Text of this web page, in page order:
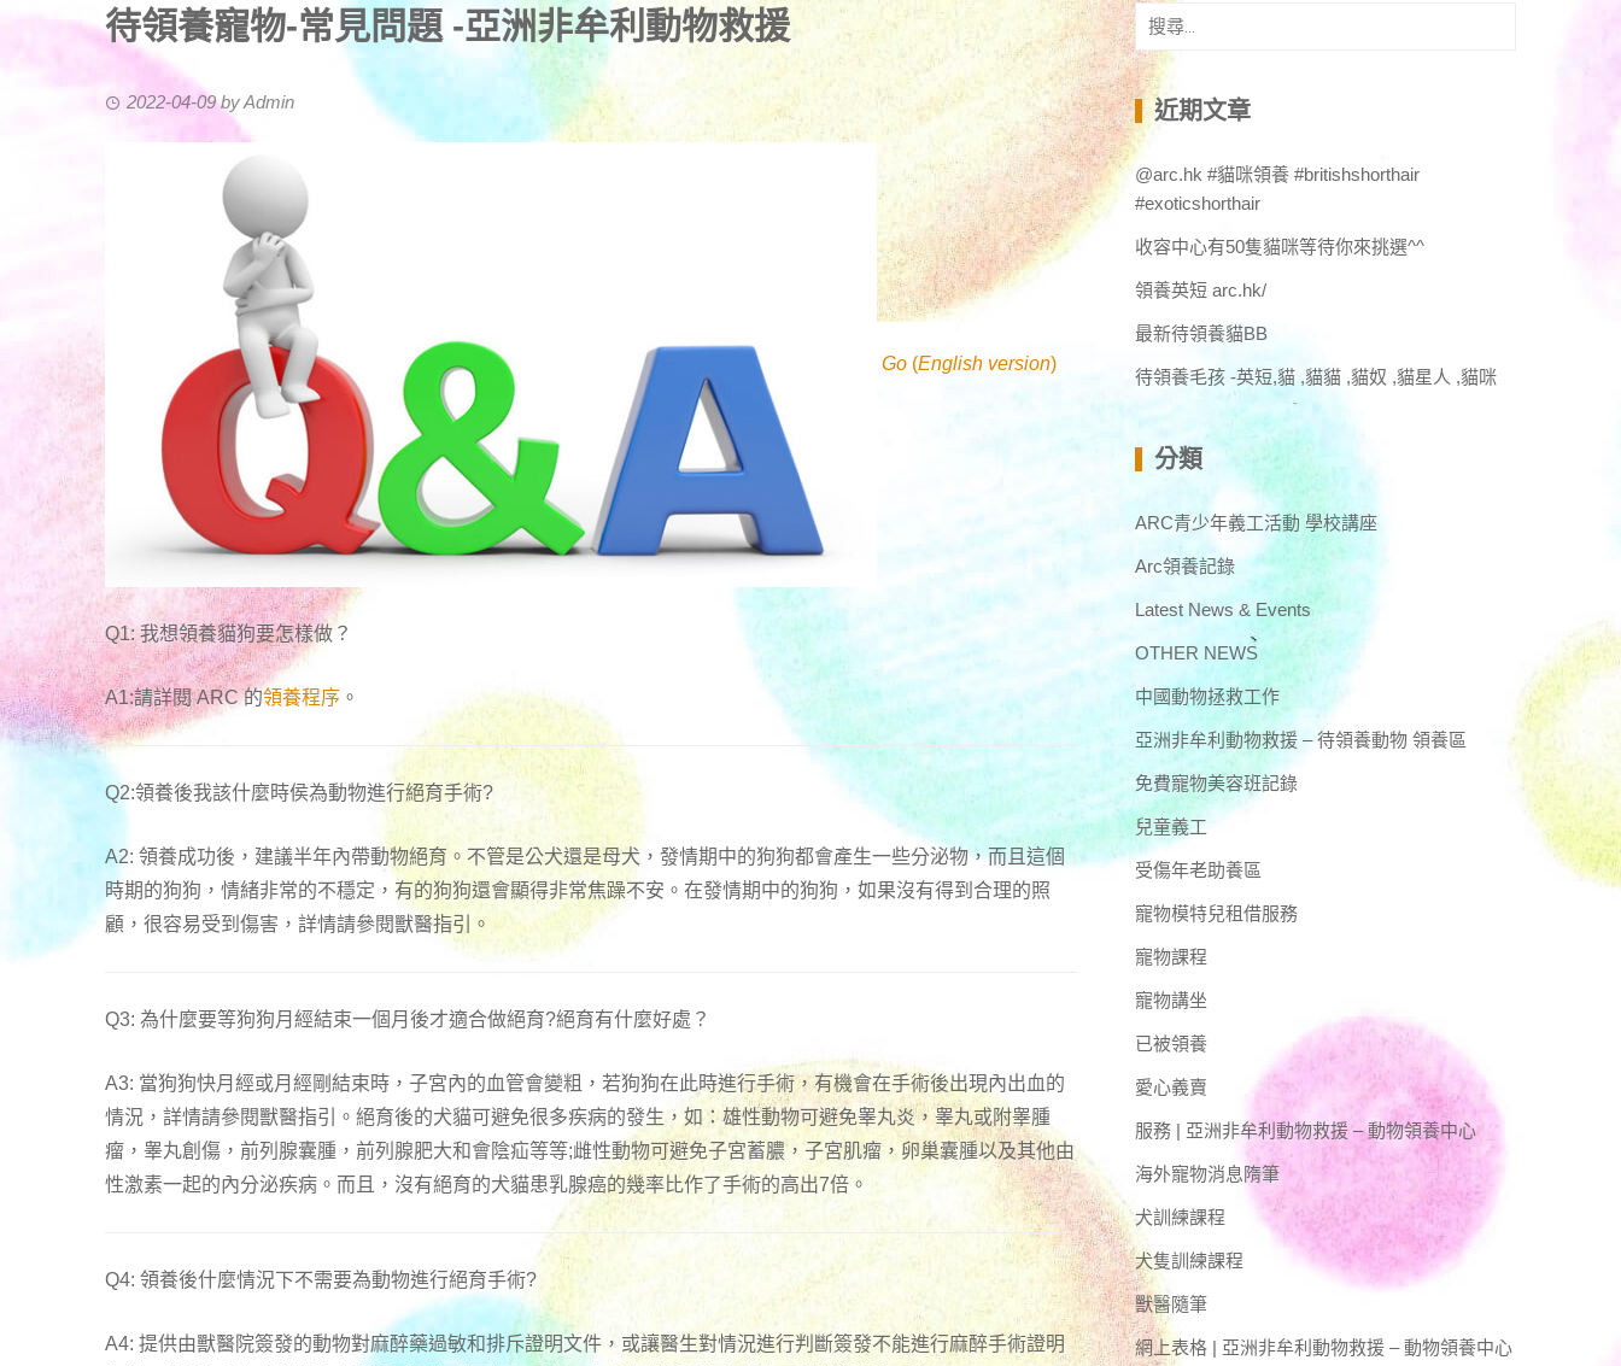
待領養寵物-常見問題 -亞洲非牟利動物救援
2022-04-09byAdmin
Go (English version)
Q1: 我想領養貓狗要怎樣做？
A1:請詳閱 ARC 的領養程序 。
Q2:領養後我該什麼時侯為動物進行絕育手術?
A2: 領養成功後，建議半年內帶動物絕育。不管是公犬還是母犬，發情期中的狗狗都會產生一些分泌物，而且這個
時期的狗狗，情緒非常的不穩定，有的狗狗還會顯得非常焦躁不安。在發情期中的狗狗，如果沒有得到合理的照
顧，很容易受到傷害，詳情請參閱獸醫指引。
Q3: 為什麼要等狗狗月經結束一個月後才適合做絕育?絕育有什麼好處？
A3: 當狗狗快月經或月經剛結束時，子宮內的血管會變粗，若狗狗在此時進行手術，有機會在手術後出現內出血的
情況，詳情請參閱獸醫指引。絕育後的犬貓可避免很多疾病的發生，如：雄性動物可避免睾丸炎，睾丸或附睾腫
瘤，睾丸創傷，前列腺囊腫，前列腺肥大和會陰疝等等;雌性動物可避免子宮蓄膿，子宮肌瘤，卵巢囊腫以及其他由
性激素一起的內分泌疾病。而且，沒有絕育的犬貓患乳腺癌的幾率比作了手術的高出7倍。
Q4: 領養後什麼情況下不需要為動物進行絕育手術?
A4: 提供由獸醫院簽發的動物對麻醉藥過敏和排斥證明文件，或讓醫生對情況進行判斷簽發不能進行麻醉手術證明
搜
尋
關
鍵
字:
近期文章
@arc.hk #貓咪領養 #britishshorthair
#exoticshorthair
收容中心有50隻貓咪等待你來挑選^^
領養英短 arc.hk/
最新待領養貓BB
待領養毛孩 -英短,貓 ,貓貓 ,貓奴 ,貓星人 ,貓咪
分類
ARC青少年義工活動 學校講座
Arc領養記錄
Latest News & Events
OTHER NEWS
中國動物拯救工作
亞洲非牟利動物救援 – 待領養動物 領養區
免費寵物美容班記錄
兒童義工
受傷年老助養區
寵物模特兒租借服務
寵物課程
寵物講坐
已被領養
愛心義賣
服務 | 亞洲非牟利動物救援 – 動物領養中心
海外寵物消息隋筆
犬訓練課程
犬隻訓練課程
獸醫隨筆
網上表格 | 亞洲非牟利動物救援 – 動物領養中心